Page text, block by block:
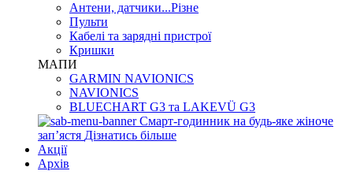
Антени, датчики...Різне
Пульти
Кабелі та зарядні пристрої
Кришки
МАПИ
GARMIN NAVIONICS
NAVIONICS
BLUECHART G3 та LAKEVÜ G3
Смарт-годинник на будь-яке жіноче
запʼястя Дізнатись більше
Акції
Архів